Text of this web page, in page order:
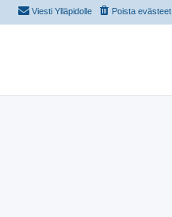
Poista evästeet
Viesti Ylläpidolle